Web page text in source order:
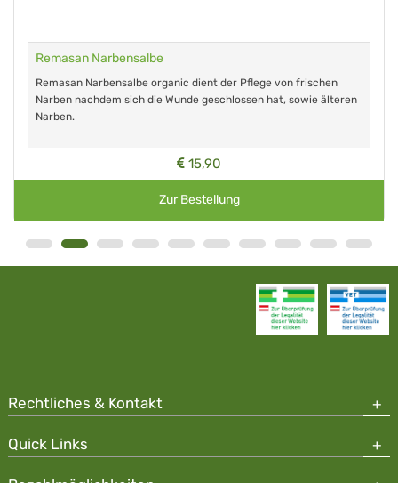
Remasan Narbensalbe
Remasan Narbensalbe organic dient der Pflege von frischen
Narben nachdem sich die Wunde geschlossen hat, sowie älteren
Narben.
15,90
Zur Bestellung
Rechtliches & Kontakt
Quick Links